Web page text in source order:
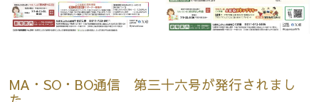
MA・SO・BO通信 第三十六号が発行されまし